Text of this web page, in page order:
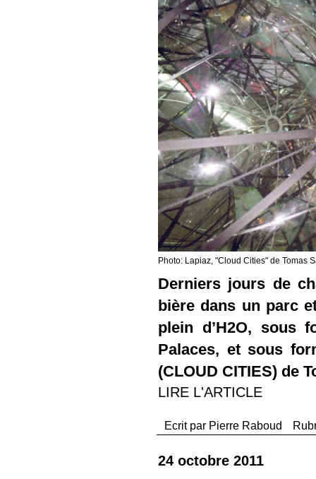
Photo: Lapiaz, "Cloud Cities" de Tomas
Derniers jours de
bière dans un parc
plein d’H2O, sous
Palaces, et sous
(CLOUD CITIES) de
LIRE L'ARTICLE
Ecrit par Pierre Raboud
24 octobre 2011